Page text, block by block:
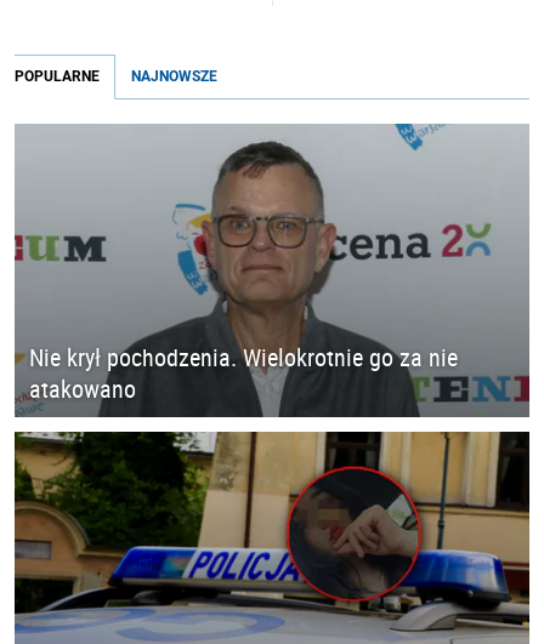
POPULARNE NAJNOWSZE
Nie krył pochodzenia. Wielokrotnie go za nie
atakowano